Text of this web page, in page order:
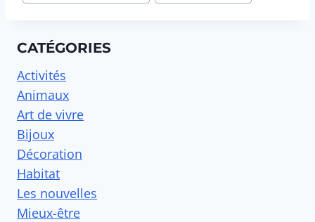
CATÉGORIES
Activités
Animaux
Art de vivre
Bijoux
Décoration
Habitat
Les nouvelles
Mieux-être